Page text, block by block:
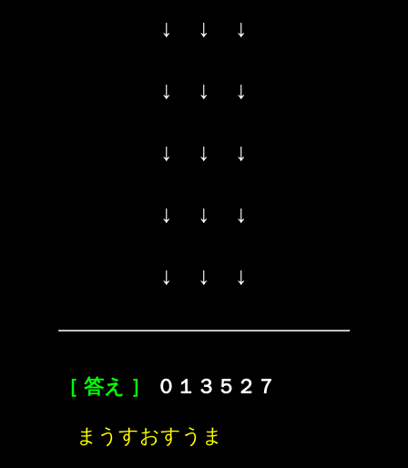
↓ ↓ ↓
↓ ↓ ↓
↓ ↓ ↓
↓ ↓ ↓
↓ ↓ ↓
［ 答え ］ ０１３５２７
まうすおすうま